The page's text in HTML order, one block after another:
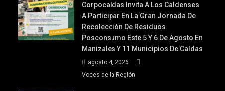
Corpocaldas Invita A Los Caldenses
A Participar En La Gran Jornada De
Recolección De Residuos
Posconsumo Este 5 Y 6 De Agosto En
Manizales Y 11 Municipios De Caldas
agosto 4, 2026
Voces de la Región